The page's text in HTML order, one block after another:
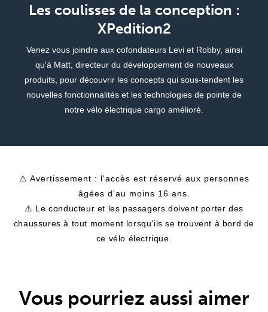
Les coulisses de la conception :
XPedition2
Venez vous joindre aux cofondateurs Levi et Robby, ainsi
qu'à Matt, directeur du développement de nouveaux
produits, pour découvrir les concepts qui sous-tendent les
nouvelles fonctionnalités et les technologies de pointe de
notre vélo électrique cargo amélioré.
⚠ Avertissement : l'accès est réservé aux personnes
âgées d'au moins 16 ans.
⚠ Le conducteur et les passagers doivent porter des
chaussures à tout moment lorsqu'ils se trouvent à bord de
ce vélo électrique.
Vous pourriez aussi aimer